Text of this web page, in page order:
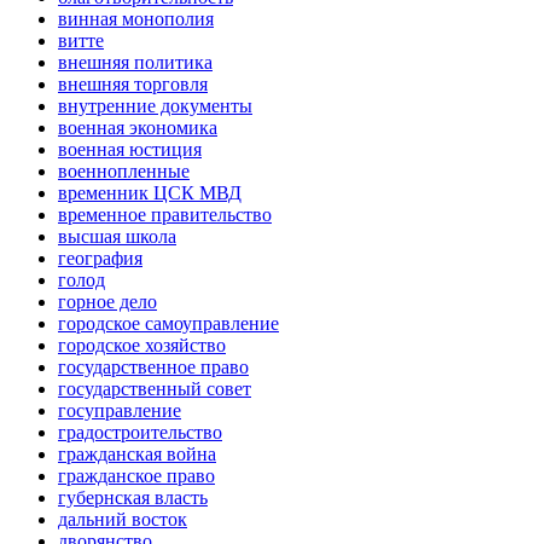
винная монополия
витте
внешняя политика
внешняя торговля
внутренние документы
военная экономика
военная юстиция
военнопленные
временник ЦСК МВД
временное правительство
высшая школа
география
голод
горное дело
городское самоуправление
городское хозяйство
государственное право
государственный совет
госуправление
градостроительство
гражданская война
гражданское право
губернская власть
дальний восток